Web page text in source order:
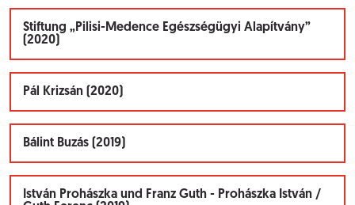
Stiftung „Pilisi-Medence Egészségügyi Alapítvány”
(2020)
Pál Krizsán (2020)
Bálint Buzás (2019)
István Prohászka und Franz Guth - Prohászka István /